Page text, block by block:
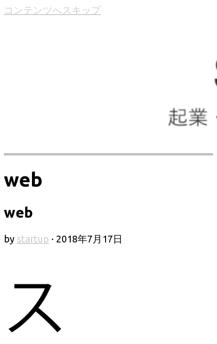
コンテンツへスキップ
web
web
by startup · 2018年7月17日